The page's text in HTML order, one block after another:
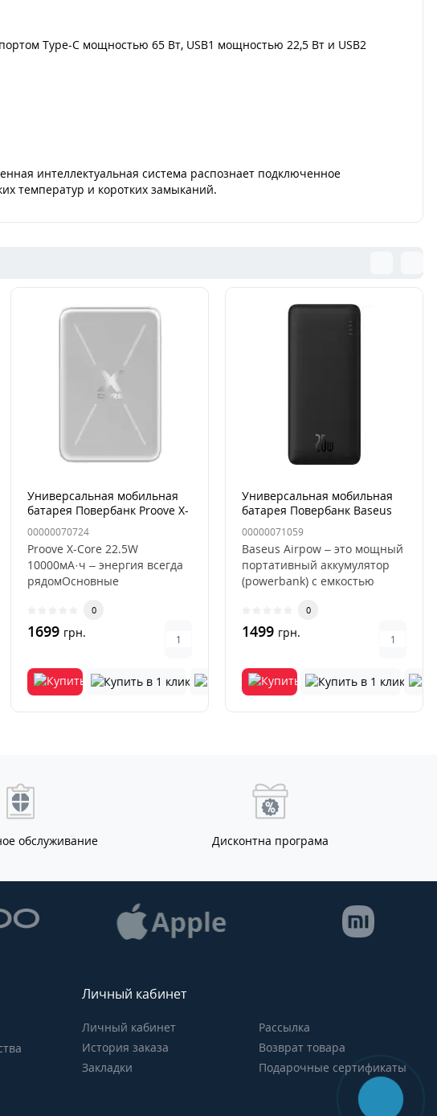
Type-C мощностью 65 Вт, USB1 мощностью 22,5 Вт и USB2
интеллектуальная система распознает подключенное
температур и коротких замыканий.
Универсальная мобильная
батарея Повербанк Proove X-
Core 10000 mAh 22,5W
Серебряный
00000070724
Proove X-Core 22.5W
10000мА·ч – энергия всегда
рядомОсновные
корпуса: ABS+PC..
0
1699 грн.
Универсальная мобильная
батарея Повербанк Baseus
Airpow 20W
20000mAhЧёрный
00000071059
Baseus Airpow – это мощный
портативный аккумулятор
(powerbank) с емкостью
0
1499 грн.
обслуживание Дисконтна програма
Личный кабинет
Личный кабинет
История заказа
Закладки
Рассылка
Возврат товара
Подарочные сертификаты